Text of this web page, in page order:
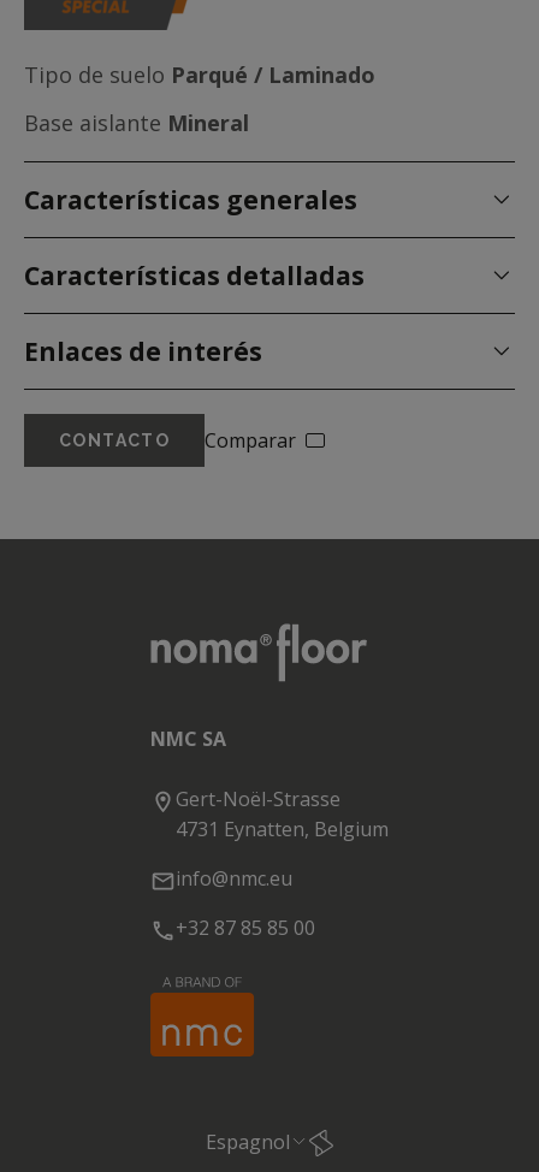
Tipo de suelo Parqué / Laminado
Base aislante Mineral
Características generales
Características detalladas
Enlaces de interés
CONTACTO Comparar
NMC SA
Gert-Noël-Strasse
4731 Eynatten, Belgium
info@nmc.eu
+32 87 85 85 00
Espagnol